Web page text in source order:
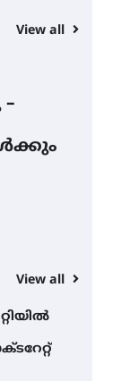
View all
View all
ബാലൻ